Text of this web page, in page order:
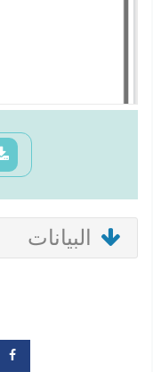
البيانات